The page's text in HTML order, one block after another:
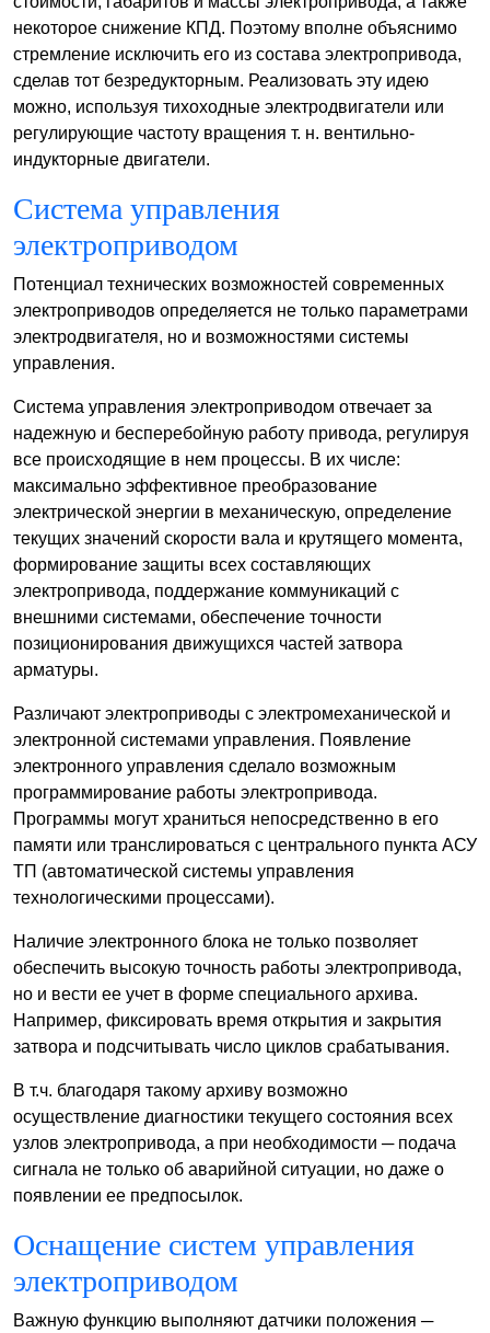
некоторое снижение КПД. Поэтому вполне объяснимо
стремление исключить его из состава электропривода,
сделав тот безредукторным. Реализовать эту идею
можно, используя тихоходные электродвигатели или
регулирующие частоту вращения т. н. вентильно-
индукторные двигатели.
Система управления
электроприводом
Потенциал технических возможностей современных
электроприводов определяется не только параметрами
электродвигателя, но и возможностями системы
управления.
Система управления электроприводом отвечает за
надежную и бесперебойную работу привода, регулируя
все происходящие в нем процессы. В их числе:
максимально эффективное преобразование
электрической энергии в механическую, определение
текущих значений скорости вала и крутящего момента,
формирование защиты всех составляющих
электропривода, поддержание коммуникаций с
внешними системами, обеспечение точности
позиционирования движущихся частей затвора
арматуры.
Различают электроприводы с электромеханической и
электронной системами управления. Появление
электронного управления сделало возможным
программирование работы электропривода.
Программы могут храниться непосредственно в его
памяти или транслироваться с центрального пункта АСУ
ТП (автоматической системы управления
технологическими процессами).
Наличие электронного блока не только позволяет
обеспечить высокую точность работы электропривода,
но и вести ее учет в форме специального архива.
Например, фиксировать время открытия и закрытия
затвора и подсчитывать число циклов срабатывания.
В т.ч. благодаря такому архиву возможно
осуществление диагностики текущего состояния всех
узлов электропривода, а при необходимости ─ подача
сигнала не только об аварийной ситуации, но даже о
появлении ее предпосылок.
Оснащение систем управления
электроприводом
Важную функцию выполняют датчики положения ─